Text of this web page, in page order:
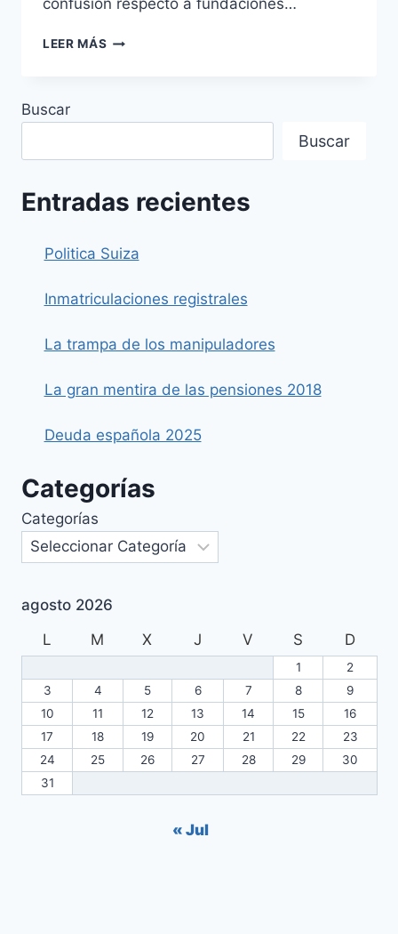
confusión respecto a fundaciones…
LEER MÁS APRENDE
Buscar
Buscar
Entradas recientes
Politica Suiza
Inmatriculaciones registrales
La trampa de los manipuladores
La gran mentira de las pensiones 2018
Deuda española 2025
Categorías
Categorías
agosto 2026
L
M X J V S D
1
2
3
4 5 6 7 8
9
10
11 12 13 14 15
16
17
18 19 20 21 22
23
24
25 26 27 28 29
30
31
« Jul